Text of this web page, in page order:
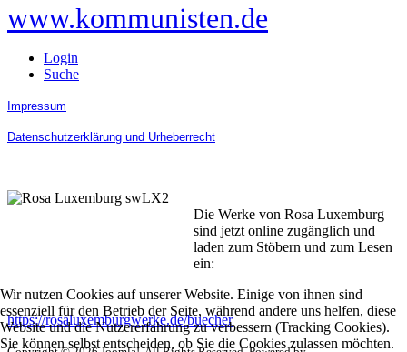
www.kommunisten.de
Login
Suche
Impressum
Datenschutzerklärung und Urheberrecht
Die Werke von Rosa Luxemburg
sind jetzt online zugänglich und
laden zum Stöbern und zum Lesen
ein:
https://rosaluxemburgwerke.de/buecher
Wir nutzen Cookies auf unserer Website. Einige von ihnen sind
essenziell für den Betrieb der Seite, während andere uns helfen, diese
Website und die Nutzererfahrung zu verbessern (Tracking Cookies).
Sie können selbst entscheiden, ob Sie die Cookies zulassen möchten.